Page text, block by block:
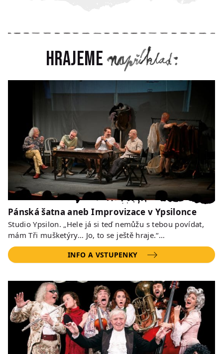
Hrajeme
Pánská šatna aneb Improvizace v Ypsilonce
Studio Ypsilon. „Hele já si teď nemůžu s tebou povídat,
mám Tři mušketýry… Jo, to se ještě hraje.“…
INFO A VSTUPENKY